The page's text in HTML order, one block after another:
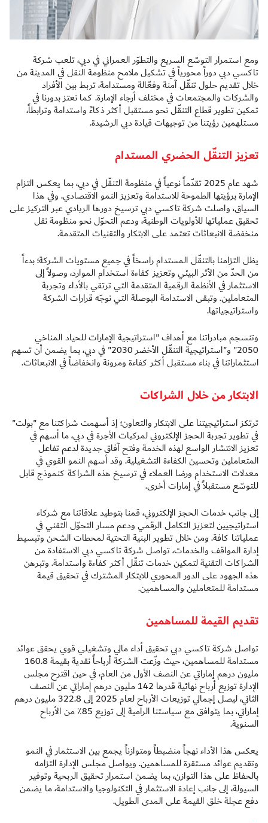
ومع استمرار التوسّع السريع والتطوّر العمراني في دبي، تلعب شركة
تاكسي دبي دوراً محورياً في تشكيل ملامح منظومة النقل في المدينة من
خلال تقديم حلول تنقّل آمنة وفعّالة ومستدامة، تربط بين الأفراد
والشركات والمجتمعات في مختلف أرجاء الإمارة. كما نعتز بدورنا في
تمكين تطوير قطاع التنقّل نحو مستقبل أكثر ذكاءً واستدامة وترابطاً،
مستلهمين رؤيتنا من توجيهات قيادة دبي الرشيدة.
تعزيز التنقّل الحضري المستدام
شهد عام 2025 تقدّماً نوعياً في منظومة التنقّل في دبي، بما يعكس التزام
الإمارة برؤيتها الطموحة للاستدامة وتعزيز النمو الاقتصادي. وفي هذا
السياق، واصلت شركة تاكسي دبي ترسيخ دورها الريادي عبر التركيز على
تحقيق عملياتها للأولويات الوطنية، ودعم التحوّل نحو منظومة نقل
منخفضة الانبعاثات تعتمد على الابتكار والتقنيات المتقدمة.
يظل التزامنا بالتنقّل المستدام راسخاً في جميع مستويات الشركة؛ بدءاً
من الحدّ من الأثر البيئي وتعزيز كفاءة استخدام الموارد، وصولاً إلى
الاستثمار في الأنظمة الرقمية المتقدمة التي ترتقي بالأداء وتجربة
المتعاملين. وتبقى الاستدامة البوصلة التي نوجّه قرارات الشركة
واستراتيجياتها.
وتنسجم مبادراتنا مع أهداف "استراتيجية الإمارات للحياد المناخي
2050" و"استراتيجية التنقّل الأخضر 2030" في دبي، بما يضمن أن تسهم
استثماراتنا في بناء مستقبل أكثر كفاءة ومرونة وانخفاضاً في الانبعاثات.
الابتكار من خلال الشراكات
ترتكز استراتيجيتنا على الابتكار والتعاون؛ إذ أسهمت شراكتنا مع "بولت"
في تطوير تجربة الحجز الإلكتروني لمركبات الأجرة في دبي، ما أسهم في
تعزيز الانتشار الواسع لهذه الخدمة وفتح آفاق جديدة لدعم تفاعل
المتعاملين وتحسين الكفاءة التشغيلية. وقد أسهم النمو القوي في
معدلات الاستخدام ورضا العملاء في ترسيخ هذه الشراكة كنموذج قابل
للتوسّع مستقبلاً في إمارات أخرى.
إلى جانب خدمات الحجز الإلكتروني، قمنا بتوطيد علاقاتنا مع شركاء
استراتيجيين لتعزيز التكامل الرقمي ودعم مسار التحوّل التقني في
عملياتنا كافة. ومن خلال تطوير البنية التحتية لمحطات الشحن وتبسيط
إدارة المواقف والخدمات، تواصل شركة تاكسي دبي الاستفادة من
الشراكات التقنية لتمكين خدمات تنقّل أكثر كفاءة واستدامة. وتبرهن
هذه الجهود على الدور المحوري للابتكار المشترك في تحقيق قيمة
مستدامة للمتعاملين والمساهمين.
تقديم القيمة للمساهمين
تواصل شركة تاكسي دبي تحقيق أداء مالي وتشغيلي قوي يحقق عوائد
مستدامة للمساهمين، حيث وزّعت الشركة أرباحاً نقدية بقيمة 160.8
مليون درهم إماراتي عن النصف الأول من العام، في حين اقترح مجلس
الإدارة توزيع أرباح نهائية قدرها 142 مليون درهم إماراتي عن النصف
الثاني، ليصل إجمالي توزيعات الأرباح لعام 2025 إلى 322.8 مليون درهم
إماراتي، بما يتوافق مع سياستنا الرامية إلى توزيع 85٪ من الأرباح
السنوية.
يعكس هذا الأداء نهجاً منضبطاً ومتوازناً يجمع بين الاستثمار في النمو
وتقديم عوائد مستقرة للمساهمين. ويواصل مجلس الإدارة التزامه
بالحفاظ على هذا التوازن، بما يضمن استمرار تحقيق الربحية وتوفير
السيولة، إلى جانب إعادة الاستثمار في التكنولوجيا والاستدامة، ما يضمن
دفع عجلة خلق القيمة على المدى الطويل.